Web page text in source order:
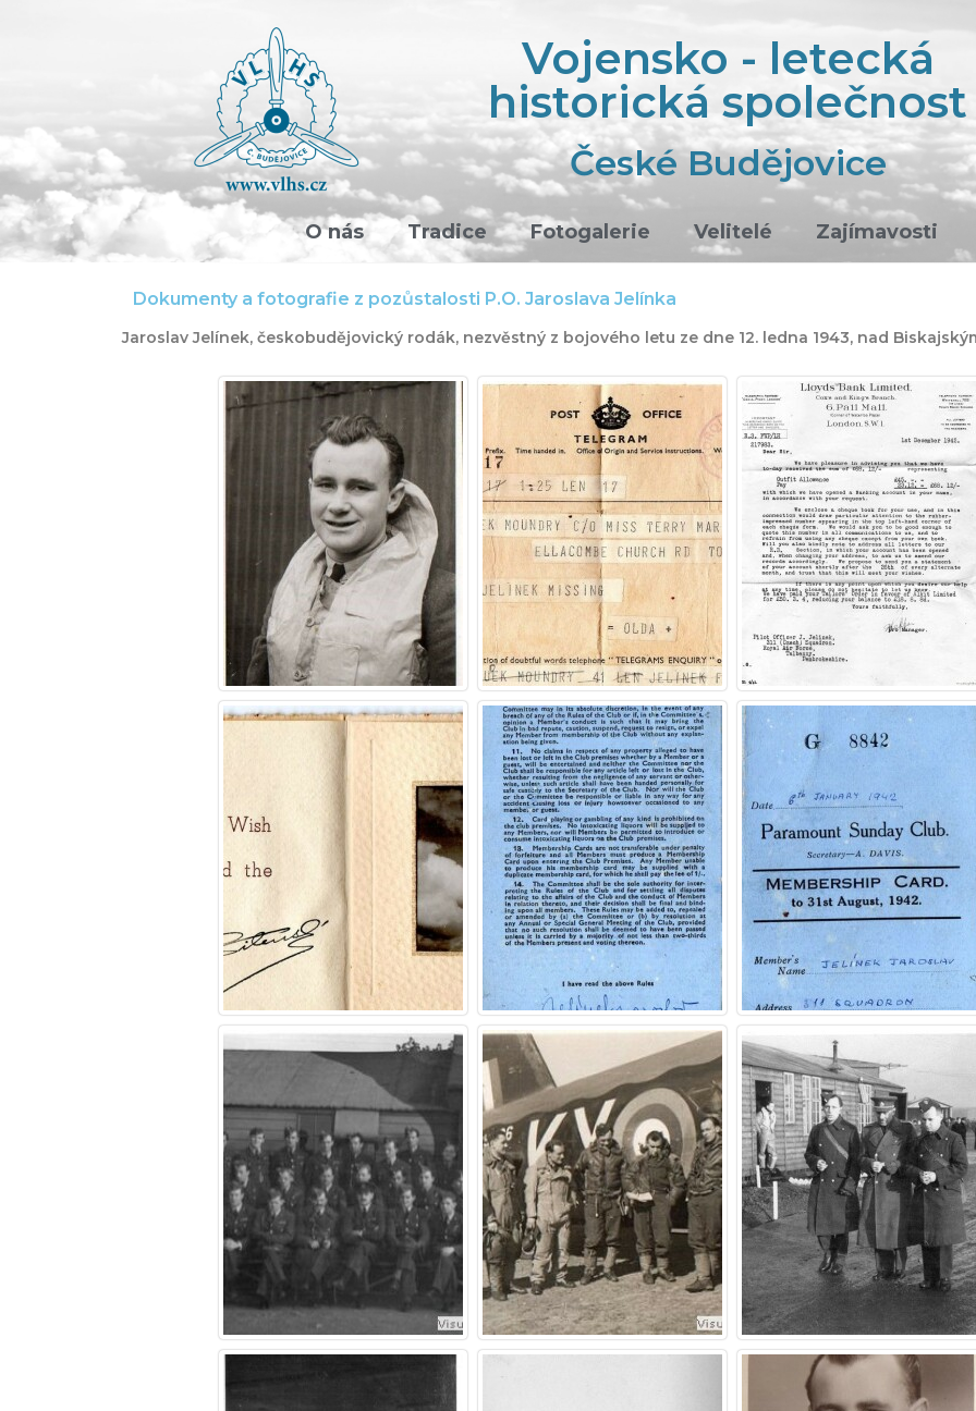
Vojensko - letecká
historická společnost
České Budějovice
O nás Tradice Fotogalerie Velitelé Zajímavosti
Dokumenty a fotografie z pozůstalosti P.O. Jaroslava Jelínka
Jaroslav Jelínek, českobudějovický rodák, nezvěstný z bojového letu ze dne 12. ledna 1943, nad